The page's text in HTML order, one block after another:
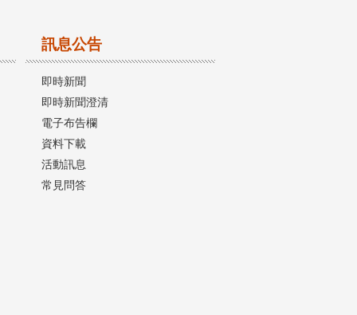
訊息公告
即時新聞
即時新聞澄清
電子布告欄
資料下載
活動訊息
常見問答